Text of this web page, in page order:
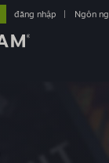
đăng nhập Ngôn